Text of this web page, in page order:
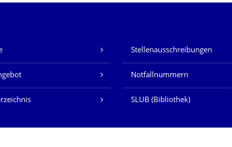
Stellenausschreibungen
Notfallnummern
SLUB (Bibliothek)